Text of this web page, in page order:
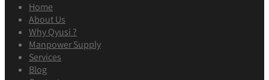
Home
About Us
Why Qyusi ?
Manpower Supply
Services
Blog